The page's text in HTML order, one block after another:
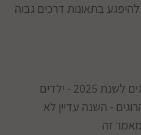
בתאונות דרכים גבוה
סטטיסטיקת ילדים הרוגים לשנת 2025 - ילדים
5-14 הינו 19 הרוגים - השנה עדיין לא
זה